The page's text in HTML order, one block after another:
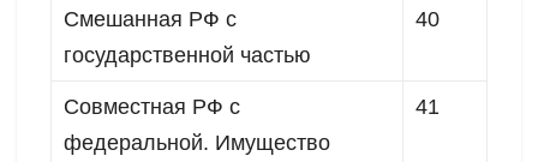
Смешанная РФ с
государственной частью
40
Совместная РФ с
федеральной. Имущество
41